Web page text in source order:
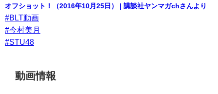
オフショット！（2016年10月25日） | 講談社ヤンマガchさんより
#BLT動画
#今村美月
#STU48
動画情報